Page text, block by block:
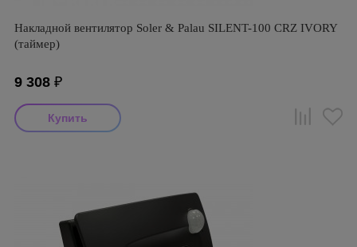
Накладной вентилятор Soler & Palau SILENT-100 CRZ IVORY
(таймер)
9 308 ₽